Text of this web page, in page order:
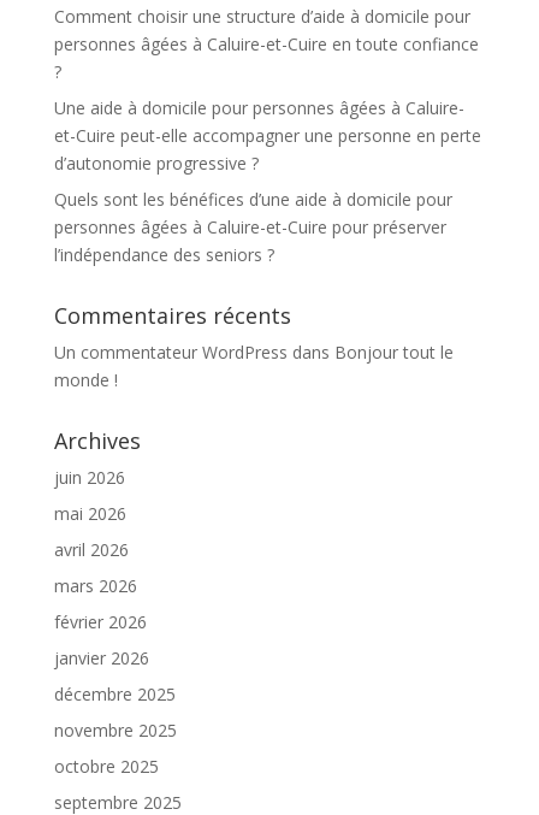
Comment choisir une structure d’aide à domicile pour
personnes âgées à Caluire-et-Cuire en toute confiance
?
Une aide à domicile pour personnes âgées à Caluire-
et-Cuire peut-elle accompagner une personne en perte
d’autonomie progressive ?
Quels sont les bénéfices d’une aide à domicile pour
personnes âgées à Caluire-et-Cuire pour préserver
l’indépendance des seniors ?
Commentaires récents
Un commentateur WordPress dans Bonjour tout le
monde !
Archives
juin 2026
mai 2026
avril 2026
mars 2026
février 2026
janvier 2026
décembre 2025
novembre 2025
octobre 2025
septembre 2025